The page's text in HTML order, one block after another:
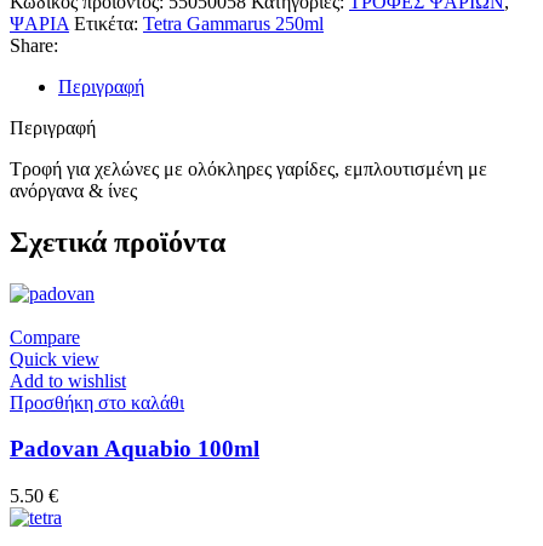
ΨΑΡΙΑ Ετικέτα: Tetra Gammarus 250ml
Share:
Περιγραφή
Περιγραφή
Τροφή για χελώνες με ολόκληρες γαρίδες, εμπλουτισμένη με
ανόργανα & ίνες
Σχετικά προϊόντα
Compare
Quick view
Add to wishlist
Προσθήκη στο καλάθι
Padovan Aquabio 100ml
5.50 €